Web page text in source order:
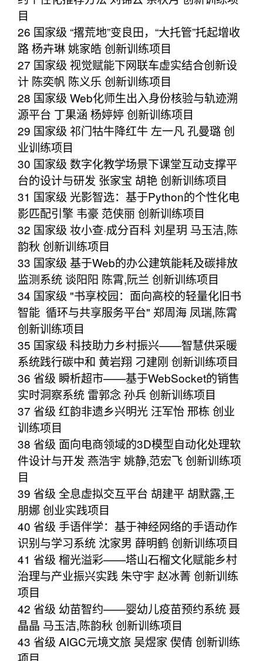
目
26 国家级 “撂荒地”变良田，“大托管”托起增收
路 杨卉琳 姚家皓 创新训练项目
27 国家级 视觉赋能下网联车虚实结合创新设
计 陈奕帆 陈义乐 创新训练项目
28 国家级 Web化师生出入身份核验与轨迹溯
源平台 丁果涵 杨婷婷 创新训练项目
29 国家级 祁门牯牛降红牛 左一凡 孔曼璐 创
业训练项目
30 国家级 数字化教学场景下课堂互动支撑平
台的设计与研发 张家宝 胡艳 创新训练项目
31 国家级 光影智选：基于Python的个性化电
影匹配引擎 韦豪 范侠丽 创新训练项目
32 国家级 妆小查·成分百科 刘星玥 马玉洁,陈
韵秋 创新训练项目
33 国家级 基于Web的办公建筑能耗及碳排放
监测系统 谈阳阳 陈霄,阮兰 创新训练项目
34 国家级 "书享校园：面向高校的轻量化旧书
智能 循环与共享服务平台" 郑周海 凤瑞,陈霄
创新训练项目
35 国家级 科技助力乡村振兴——智慧供采暖
系统践行碳中和 黄岩翔 刁建刚 创新训练项目
36 省级 瞬析超市——基于WebSocket的销售
实时洞察系统 雷郭念 孙兵 创新训练项目
37 省级 红韵非遗乡兴明光 汪军怡 邢栋 创业
训练项目
38 省级 面向电商领域的3D模型自动化处理软
件设计与开发 燕浩宇 姚静,范宏飞 创新训练项
目
39 省级 全息虚拟交互平台 胡建平 胡默露,王
朋娜 创业实践项目
40 省级 手语伴学：基于神经网络的手语动作
识别与学习系统 沈家男 薛明鹤 创新训练项目
41 省级 榴光溢彩——塔山石榴文化赋能乡村
治理与产业振兴实践 朱守宇 赵冰菁 创新训练
项目
42 省级 幼苗智约——婴幼儿疫苗预约系统 聂
晶晶 马玉洁,陈韵秋 创新训练项目
43 省级 AIGC元境文旅 吴煜家 偰倩 创新训练
项目